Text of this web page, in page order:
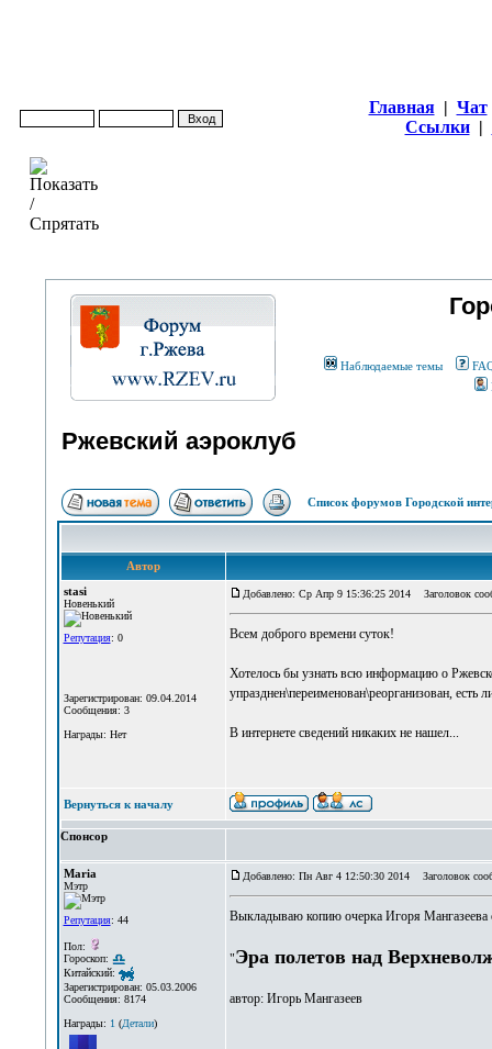
Главная | Чат
Ссылки |
Наблюдаемые темы
Ржевский аэроклуб
Список форумов Городской
Автор
stasi
Новенький
Репутация: 0
Зарегистрирован: 09.04.2014
Сообщения: 3
Награды: Нет
Добавлено: Ср Апр 9 15:36:25 2014 Заголовок
Всем доброго времени суток!
Хотелось бы узнать всю информацию о
упразднен\переименован\реорганизован, есть
В интернете сведений никаких не нашел...
Вернуться к началу
Спонсор
Maria
Мэтр
Репутация: 44
Пол:
Гороскоп:
Китайский:
Зарегистрирован: 05.03.2006
Сообщения: 8174
Награды: 1(Детали)
Добавлено: Пн Авг 4 12:50:30 2014 Заголовок
Выкладываю копию очерка Игоря Мангазеева
"Эра полетов над
автор: Игорь Мангазеев